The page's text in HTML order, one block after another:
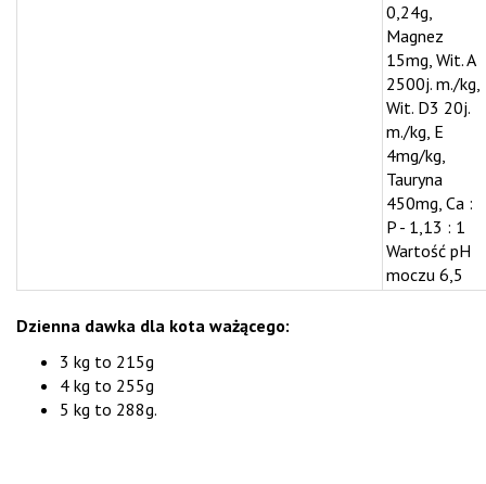
0,24g,
Magnez
15mg, Wit. A
2500j. m./kg,
Wit. D3 20j.
m./kg, E
4mg/kg,
Tauryna
450mg, Ca :
P - 1,13 : 1
Wartość pH
moczu 6,5
Dzienna dawka dla kota ważącego:
3 kg to 215g
4 kg to 255g
5 kg to 288g.